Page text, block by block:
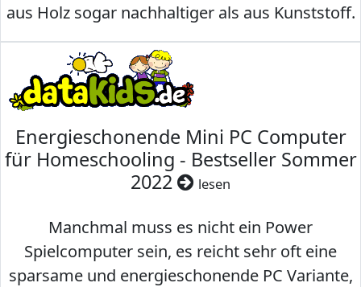
aus Holz sogar nachhaltiger als aus Kunststoff.
Energieschonende Mini PC Computer
für Homeschooling - Bestseller Sommer
2022
lesen
Manchmal muss es nicht ein Power
Spielcomputer sein, es reicht sehr oft eine
sparsame und energieschonende PC Variante,